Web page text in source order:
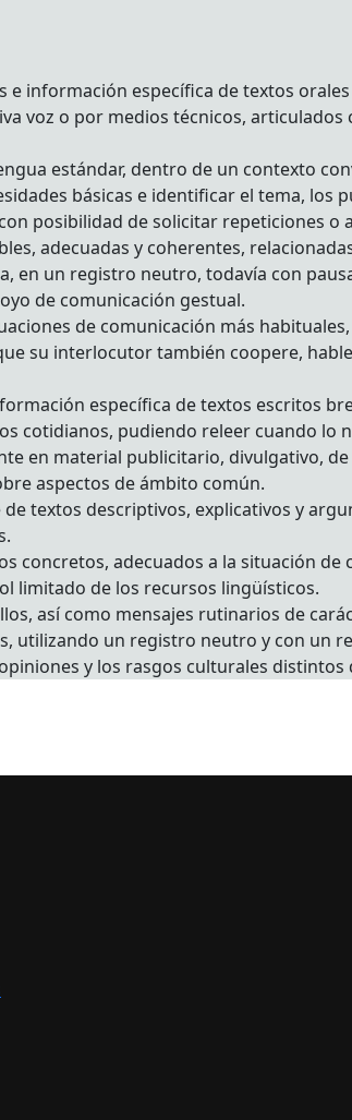
información específica de textos
voz o por medios técnicos, articulados
estándar, dentro de un contexto
básicas e identificar el tema, los
posibilidad de solicitar repeticiones o
adecuadas y coherentes,
en un registro neutro, todavía con
de comunicación gestual.
de comunicación más
su interlocutor también coopere,
específica de textos escritos
cotidianos, pudiendo releer cuando lo
en material publicitario, divulgativo,
aspectos de ámbito común.
textos descriptivos, explicativos y
concretos, adecuados a la situación
limitado de los recursos lingüísticos.
así como mensajes rutinarios de
utilizando un registro neutro y con un
y los rasgos culturales distintos